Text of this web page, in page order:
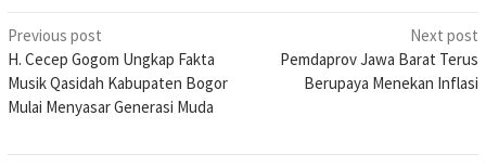
Post
navigation
Previous post
H. Cecep Gogom Ungkap Fakta
Musik Qasidah Kabupaten Bogor
Mulai Menyasar Generasi Muda
Next post
Pemdaprov Jawa Barat Terus
Berupaya Menekan Inflasi